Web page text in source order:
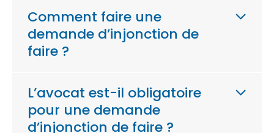
Comment faire une
demande d’injonction de
faire ?
L’avocat est-il obligatoire
pour une demande
d’injonction de faire ?